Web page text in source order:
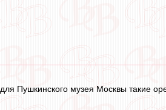
Пушкинского музея Москвы такие